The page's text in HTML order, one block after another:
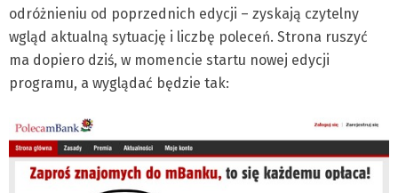
odróżnieniu od poprzednich edycji – zyskają czytelny
wgląd aktualną sytuację i liczbę poleceń. Strona ruszyć
ma dopiero dziś, w momencie startu nowej edycji
programu, a wyglądać będzie tak: